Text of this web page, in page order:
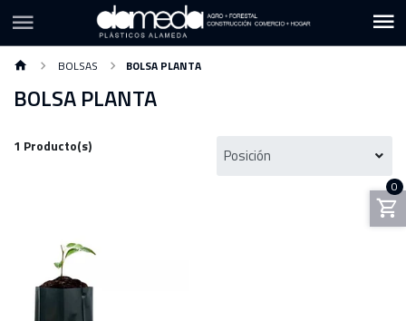
0
BOLSAS BOLSA PLANTA
BOLSA PLANTA
1 Producto(s)